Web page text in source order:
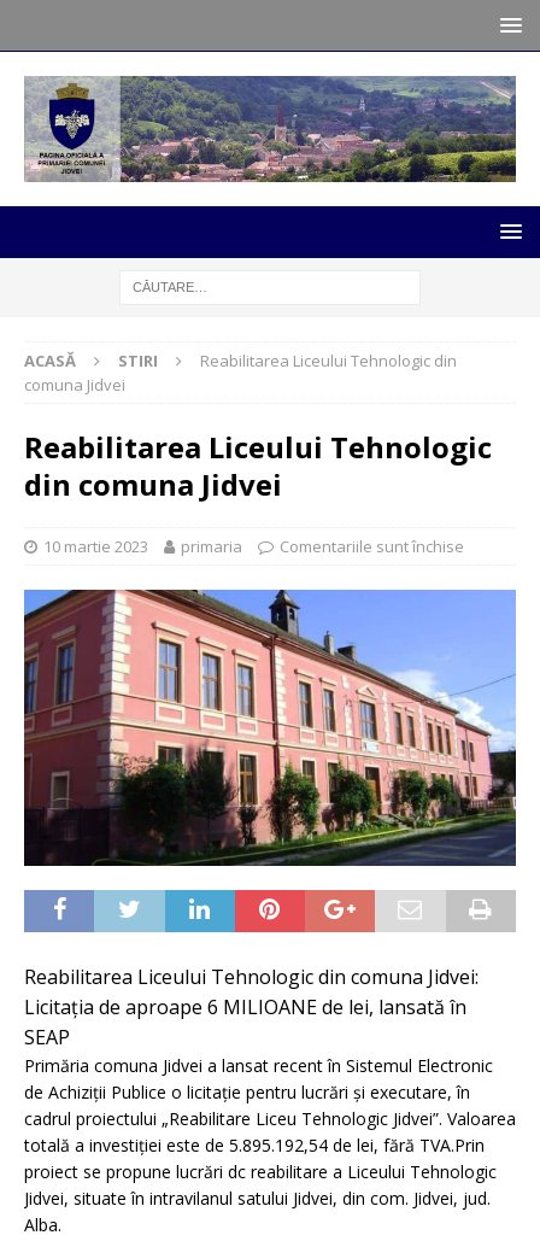
ACASĂ STIRI
Reabilitarea Liceului Tehnologic din
comuna Jidvei
Reabilitarea Liceului Tehnologic
din comuna Jidvei
10 martie 2023 primaria Comentariile sunt închise
Reabilitarea Liceului Tehnologic din comuna Jidvei:
Licitația de aproape 6 MILIOANE de lei, lansată în
SEAP
Primăria comuna Jidvei a lansat recent în Sistemul Electronic
de Achiziții Publice o licitație pentru lucrări și executare, în
cadrul proiectului „Reabilitare Liceu Tehnologic Jidvei”. Valoarea
totală a investiției este de 5.895.192,54 de lei, fără TVA.Prin
proiect se propune lucrări dc reabilitare a Liceului Tehnologic
Jidvei, situate în intravilanul satului Jidvei, din com. Jidvei, jud.
Alba.